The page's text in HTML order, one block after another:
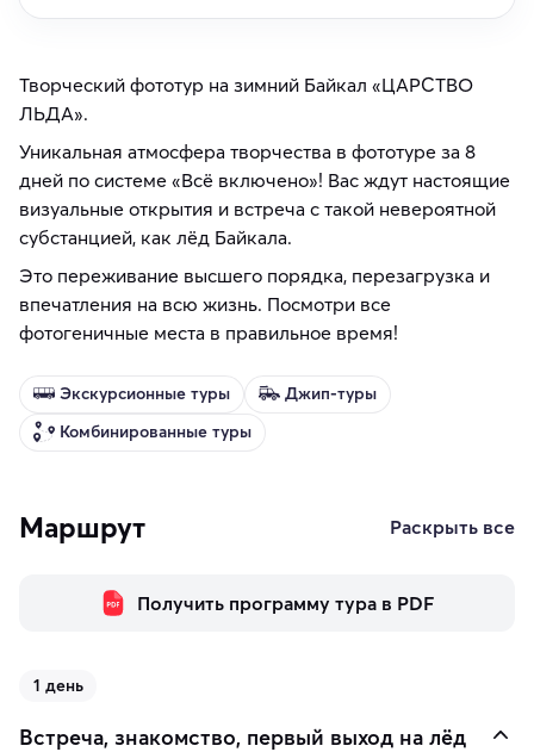
Творческий фототур на зимний Байкал «ЦАРСТВО
ЛЬДА».
Уникальная атмосфера творчества в фототуре за 8
дней по системе «Всё включено»! Вас ждут настоящие
визуальные открытия и встреча с такой невероятной
субстанцией, как лёд Байкала.
Это переживание высшего порядка, перезагрузка и
впечатления на всю жизнь. Посмотри все
фотогеничные места в правильное время!
Экскурсионные туры
Джип-туры
Комбинированные туры
Маршрут Раскрыть все
Получить программу тура в PDF
1 день
Встреча, знакомство, первый выход на лёд